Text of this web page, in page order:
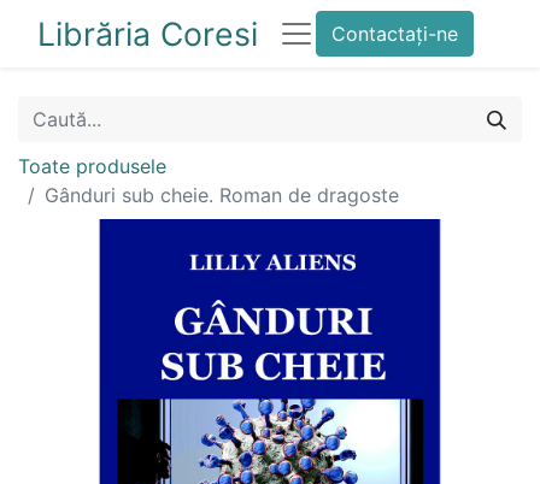
Librăria Coresi Contactați-ne
Toate produsele
Gânduri sub cheie. Roman de dragoste